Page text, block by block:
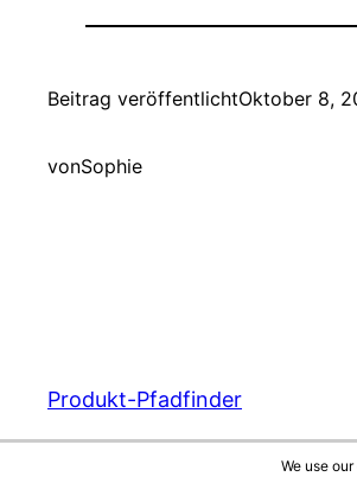
Beitrag veröffentlichtOktober 8,
vonSophie
Produkt-Pfadfinder
We use